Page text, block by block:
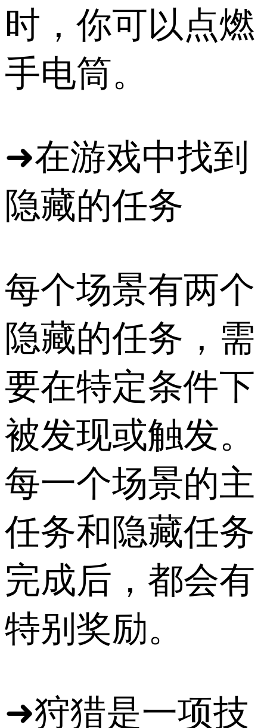
时，你可以点燃
手电筒。
➜在游戏中找到
隐藏的任务
每个场景有两个
隐藏的任务，需
要在特定条件下
被发现或触发。
每一个场景的主
任务和隐藏任务
完成后，都会有
特别奖励。
➜狩猎是一项技